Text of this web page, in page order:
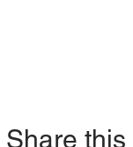
Share this